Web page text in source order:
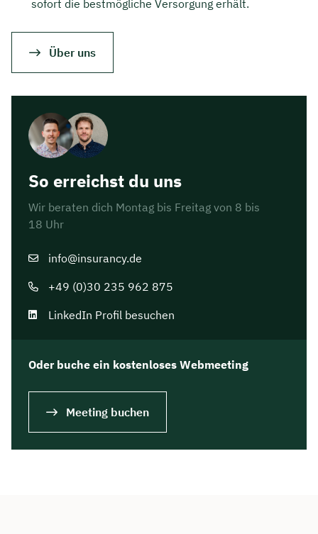
sofort die bestmögliche Versorgung erhält.
Über uns
So erreichst du uns
Wir beraten dich Montag bis Freitag von 8 bis
18 Uhr
info@insurancy.de
+49 (0)30 235 962 875
LinkedIn Profil besuchen
Oder buche ein kostenloses Webmeeting
Meeting buchen